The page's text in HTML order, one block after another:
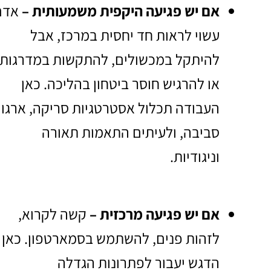
אם יש פגיעה היקפית משמעותית –
עשוי לראות חד יחסית במרכז, אבל
להיתקל במכשולים, להתקשות במדרגות
או להרגיש חוסר ביטחון בהליכה. כאן
העבודה תכלול אסטרטגיות סריקה,
סביבה, ולעיתים התאמות תאורה
וניגודיות.
אם יש פגיעה מרכזית – קשה לקרוא,
לזהות פנים, להשתמש בסמארטפון. כאן
הדגש יעבור לפתרונות הגדלה